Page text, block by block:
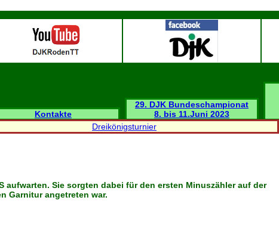
Kontakte
29. DJK Bundeschampionat
8. bis 11.Juni 2023
Dreikönigsturnier
Sie sorgten dabei für den ersten Minuszähler auf der
Garnitur angetreten war.